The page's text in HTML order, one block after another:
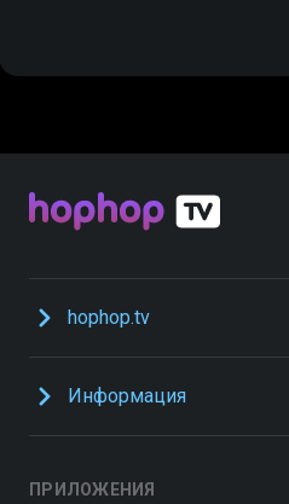
hophop.tv
Информация
ПРИЛОЖЕНИЯ